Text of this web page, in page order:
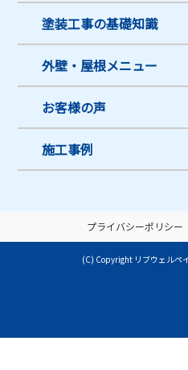
塗装工事の基礎知識
外壁・屋根メニュー
お客様の声
施工事例
プライバシーポリシー
(C) Copyright リブウェルペ